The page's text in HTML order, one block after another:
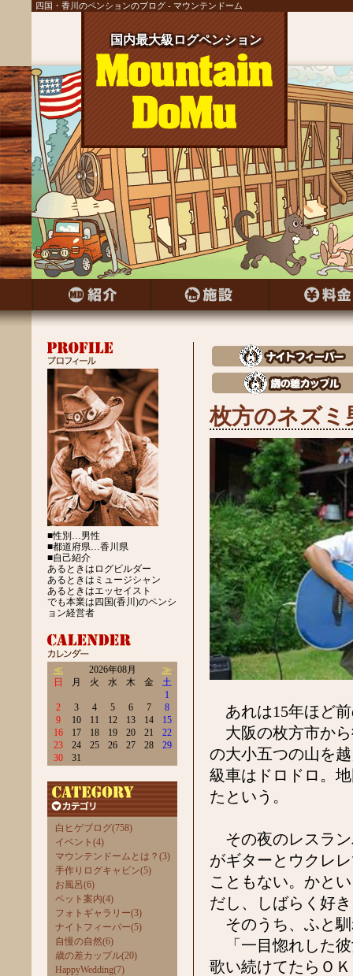
四国・香川のペンションのブログ - マウンテンドーム
国内最大級ログペンション
国内最大級ログペンション
国内最大級ログペンション
国内最大級ログペンション
国内最大級ログペンション
国内最大級ログペンション
国内最大級ログペンション
国内最大級ログペンション
国内最大級ログペンション
国内最大級ログペンション
国内最大級ログペンション
国内最大級ログペンション
国内最大級ログペンション
国内最大級ログペンション
国内最大級ログペンション
国内最大級ログペンション
国内最大級ログペンション
国内最大級ログペンション
国内最大級ログペンション
国内最大級ログペンション
国内最大級ログペンション
国内最大級ログペンション
国内最大級ログペンション
国内最大級ログペンション
国内最大級ログペンション
■性別…男性
■都道府県…香川県
■自己紹介
あるときはログビルダー
あるときはミュージシャン
あるときはエッセイスト
でも本業は四国(香川)のペンシ
ョン経営者
≪ 2026年08月
≫
日
月 火 水 木 金
土
1
2
3 4 5 6 7
8
9
10 11 12 13 14
15
16
17 18 19 20 21
22
23
24 25 26 27 28
29
30
31
白ヒゲブログ(758)
イベント(4)
マウンテンドームとは？(3)
手作りログキャビン(5)
お風呂(6)
ペット案内(4)
フォトギャラリー(3)
ナイトフィーバー(5)
自慢の自然(6)
歳の差カップル(20)
HappyWedding(7)
枚方のネズミ
あれは15年ほど
大阪の枚方市から
の大小五つの山を
級車はドロドロ。
たという。
その夜のレスラン
がギターとウクレ
こともない。かと
だし、しばらく好
そのうち、ふと
「一目惚れした彼
歌い続けてたらＯ